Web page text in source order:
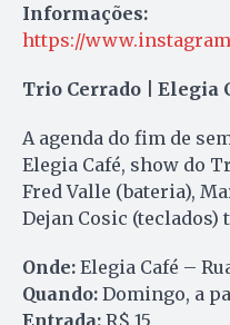
Informações:
https://
Trio Cerrado | Elegia
A agenda do fim de
Elegia Café, show do
Fred Valle (bateria),
Dejan Cosic (teclados)
Onde: Elegia Café –
Quando: Domingo, a
Entrada: R$ 15